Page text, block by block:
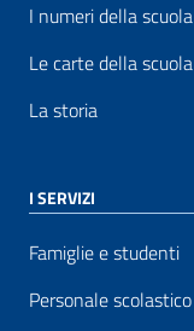
I numeri della scuola
Le carte della scuola
La storia
I SERVIZI
Famiglie e studenti
Personale scolastico